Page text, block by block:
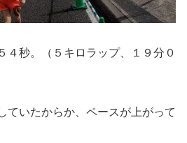
４秒。（５キロラップ、１９分０
ていたからか、ペースが上がって